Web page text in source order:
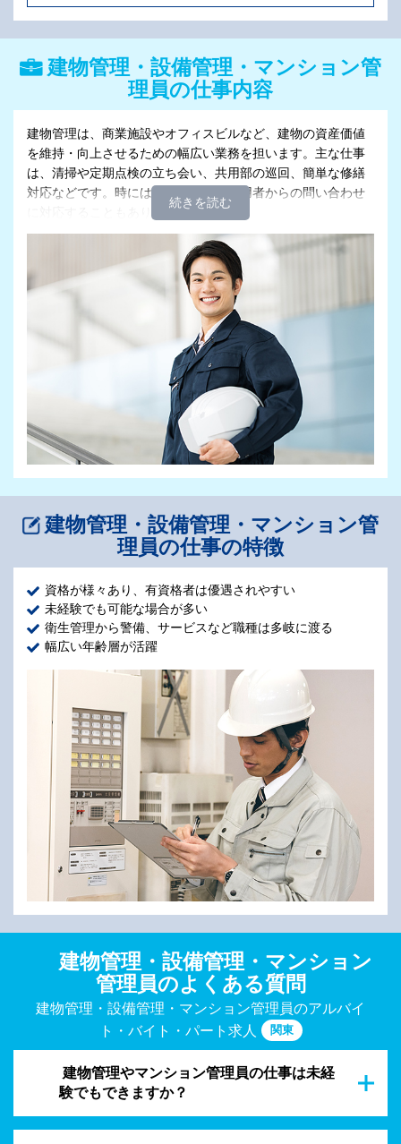
建物管理・設備管理・マンション管
理員の仕事内容
建物管理は、商業施設やオフィスビルなど、建物の資産価値
を維持・向上させるための幅広い業務を担います。主な仕事
は、清掃や定期点検の立ち会い、共用部の巡回、簡単な修繕
対応などです。時には、テナントや利用者からの問い合わせ
に対応することもあります。
設備管理は、建物内の電気、空調、給排水、消防といった
様々な設備が正常に機能しているかを点検・監視する専門的
な仕事です。日常的な巡回点検で異常がないかを確認した
り、故障や不具合が発生した際には応急処置を行います。専
門的な知識が求められますが、未経験からでも始められるパ
ート・アルバイトの求人もあります。
マンション管理員は、マンションに常駐し、居住者が快適に
暮らせるようサポートする仕事です。主な業務は、マンショ
ン内の清掃、ゴミ出しのルールの確認、来訪者の受付、郵便
物の仕分けなどです。居住者からの問い合わせや、設備の不
具合に関する連絡を受けることもあります。居住者と接する
機会が多く、コミュニケーション能力が活かせる仕事です。
建物管理・設備管理・マンション管
理員の仕事の特徴
資格が様々あり、有資格者は優遇されやすい
未経験でも可能な場合が多い
衛生管理から警備、サービスなど職種は多岐に渡る
幅広い年齢層が活躍
建物管理・設備管理・マンション
管理員のよくある質問
建物管理・設備管理・マンション管理員のアルバイ
ト・バイト・パート求人
関東
建物管理やマンション管理員の仕事は未経
験でもできますか？